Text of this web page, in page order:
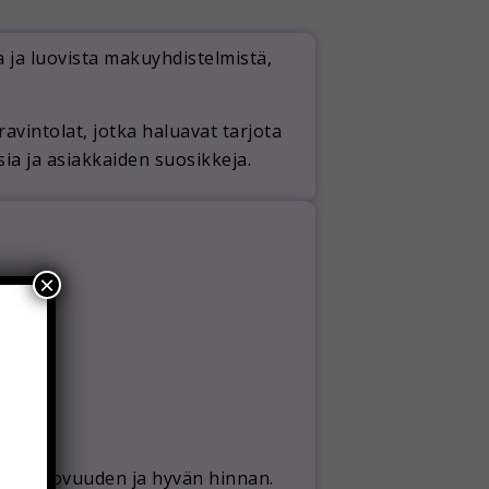
luovista makuyhdistelmistä,
jotka haluavat tarjota
ja asiakkaiden suosikkeja.
luovuuden ja hyvän hinnan.
×